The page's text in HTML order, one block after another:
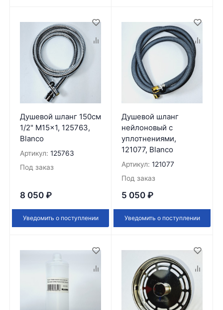
Душевой шланг 150см
1/2" M15x1, 125763,
Blanco
Артикул: 125763
Под заказ
8 050 ₽
Уведомить о поступлении
Душевой шланг
нейлоновый с
уплотнениями,
121077, Blanco
Артикул: 121077
Под заказ
5 050 ₽
Уведомить о поступлении